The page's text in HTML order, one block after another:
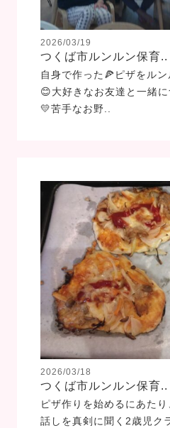
2026/03/19
つくば市ルンルン保育..
自身で作った🍕ピザをル
😊大好きなお友達と一緒
💛苦手なお野..
2026/03/18
つくば市ルンルン保育..
ピザ作りを始めるにあた
話しを真剣に聞く2歳児ク